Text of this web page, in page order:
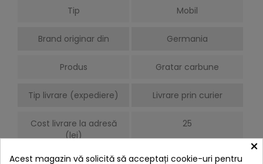
Tip Mobil
Brand originar din Germania
Produs Gratar carbune
Tip livrare (expediere) Livrare prin curier
Cost livrare la adresă
(lei)
25
×
Acest magazin vă solicită să acceptați cookie-uri pentru